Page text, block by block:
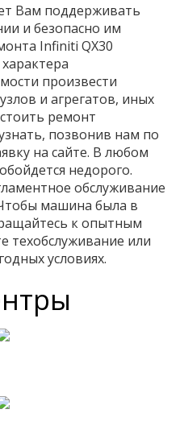
Вам поддерживать
и безопасно им
Infiniti QX30
произвести
и агрегатов, иных
ремонт
позвонив нам по
на сайте. В любом
недорого.
обслуживание
машина была в
к опытным
техобслуживание или
условиях.